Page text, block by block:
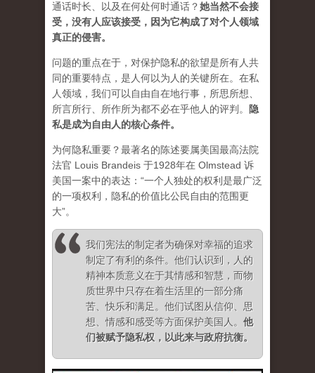
通话时长、以及在何处何时通话？她当然不会接
受，没有人应该接受，因为它构成了对个人领域
真正的侵害。
问题的重点在于，对保护隐私的欲望是所有人共
同的重要特点，是人何以为人的关键所在。在私
人领域，我们可以自由自在地行事，所思所想、
所言所行、所作所为都不必在乎他人的评判。
隐
私是成为自由人的核心条件。
为何隐私重要？最著名的陈述要属美国最高法院
法官 Louis Brandeis 于1928年在 Olmstead 诉
美国一案中的表达：“一个人独处的权利是最广泛
的一项权利，隐私的价值比公民自由的范围更
大”。
我们宪法的制定者为确保对幸福的追求
制定了有利的条件。他们认识到，人的
精神本质意义在于其情感和智慧，而物
质世界中只存在着生活里的一部分痛
苦、快乐和满足。他们试图从信仰、思
想、情感和感受等方面保护美国人。 他
们被赋予隐私权，以此来与政府抗衡。